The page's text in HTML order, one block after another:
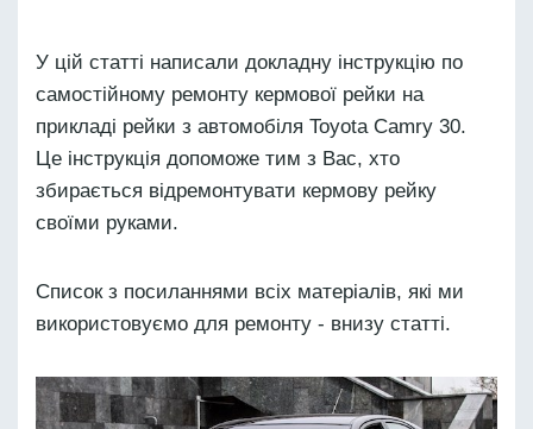
У цій статті написали докладну інструкцію по
самостійному ремонту кермової рейки на
прикладі рейки з автомобіля Toyota Camry 30.
Це інструкція допоможе тим з Вас, хто
збирається відремонтувати кермову рейку
своїми руками.
Список з посиланнями всіх матеріалів, які ми
використовуємо для ремонту - внизу статті.